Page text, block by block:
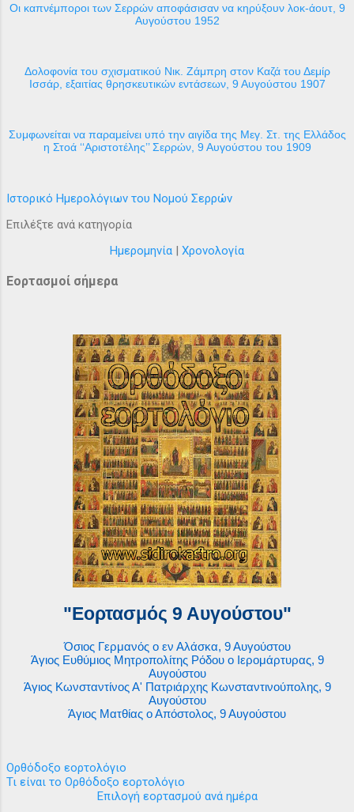
Οι καπνέμποροι των Σερρών αποφάσισαν να κηρύξουν λοκ-άουτ, 9
Αυγούστου 1952
Δολοφονία του σχισματικού Νικ. Ζάμπρη στον Καζά του Δεμίρ
Ισσάρ, εξαιτίας θρησκευτικών εντάσεων, 9 Αυγούστου 1907
Συμφωνείται να παραμείνει υπό την αιγίδα της Μεγ. Στ. της Ελλάδος
η Στοά ‘‘Αριστοτέλης’’ Σερρών, 9 Αυγούστου του 1909
Ιστορικό Ημερολόγιων του Νομού Σερρών
Επιλέξτε ανά κατηγορία
Ημερομηνία | Χρονολογία
Εορτασμοί σήμερα
"Εορτασμός 9 Αυγούστου"
Όσιος Γερμανός ο εν Αλάσκα, 9 Αυγούστου
Άγιος Ευθύμιος Μητροπολίτης Ρόδου ο Ιερομάρτυρας, 9
Αυγούστου
Άγιος Κωνσταντίνος Α' Πατριάρχης Κωνσταντινούπολης, 9
Αυγούστου
Άγιος Ματθίας ο Απόστολος, 9 Αυγούστου
Ορθόδοξο εορτολόγιο
Τι είναι το Ορθόδοξο εορτολόγιο
Επιλογή εορτασμού ανά ημέρα